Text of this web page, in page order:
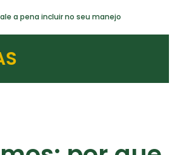
a pena incluir no seu manejo